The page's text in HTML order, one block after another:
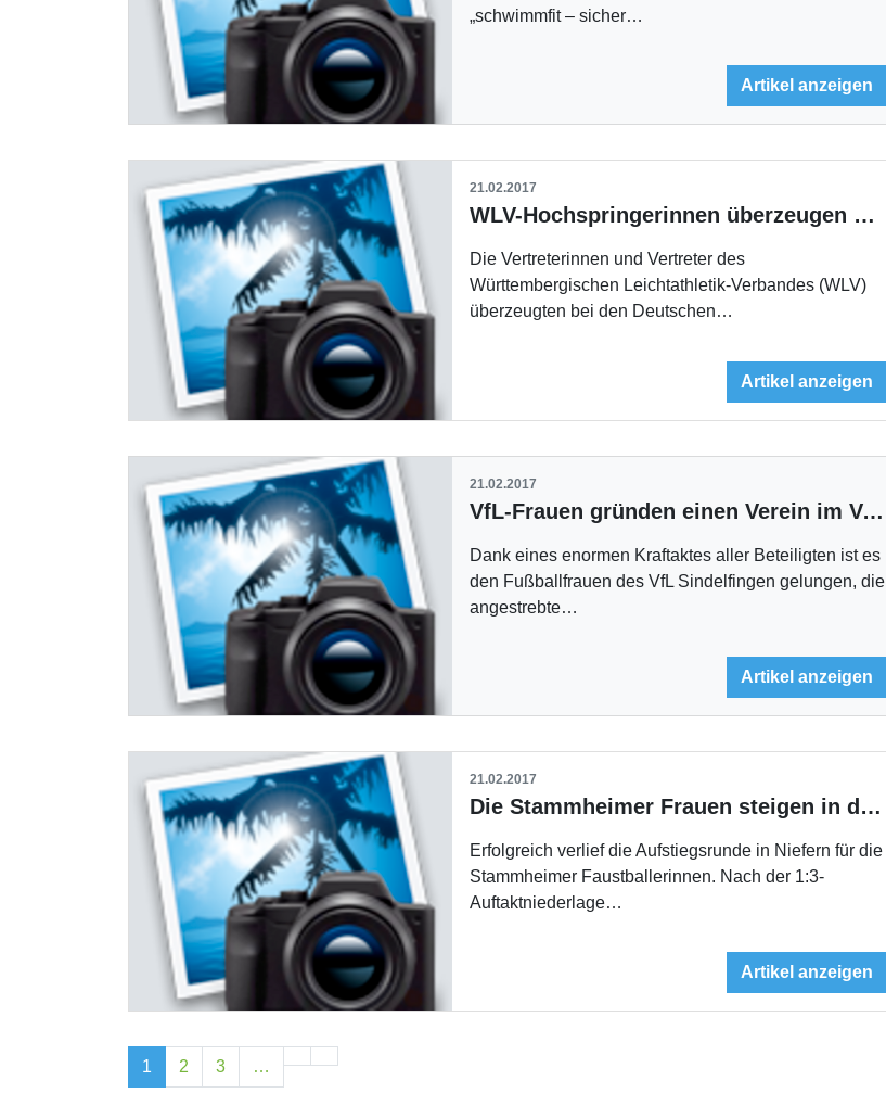
„schwimmfit – sicher…
Artikel anzeigen
21.02.2017
WLV-Hochspringerinnen überzeugen bei der DM
Die Vertreterinnen und Vertreter des
Württembergischen Leichtathletik-Verbandes (WLV)
überzeugten bei den Deutschen…
Artikel anzeigen
21.02.2017
VfL-Frauen gründen einen Verein im Verein
Dank eines enormen Kraftaktes aller Beteiligten ist es
den Fußballfrauen des VfL Sindelfingen gelungen, die
angestrebte…
Artikel anzeigen
21.02.2017
Die Stammheimer Frauen steigen in die 1. Bundesliga auf
Erfolgreich verlief die Aufstiegsrunde in Niefern für die
Stammheimer Faustballerinnen. Nach der 1:3-
Auftaktniederlage…
Artikel anzeigen
1 2 3 …